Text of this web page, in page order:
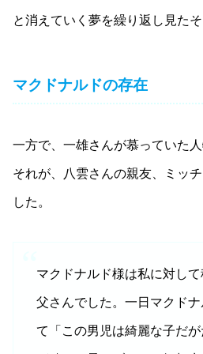
と消えていく夢を繰り返し見たそ
マクドナルドの存在
一方で、一雄さんが慕っていた人
それが、八雲さんの親友、ミッ
した。
マクドナルド様は私に対し
父さんでした。一日マクド
て「この男児は綺麗な子だ